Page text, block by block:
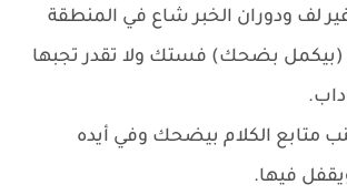
لف ودوران الخبر شاع في المنطقة
بضحك) فستك ولا تقدر تجبها
متابع الكلام بيضحك وفي أيده
فيها.